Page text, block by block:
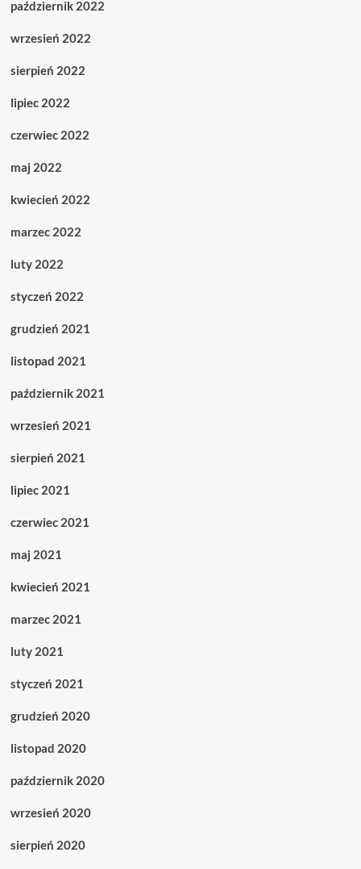
październik 2022
wrzesień 2022
sierpień 2022
lipiec 2022
czerwiec 2022
maj 2022
kwiecień 2022
marzec 2022
luty 2022
styczeń 2022
grudzień 2021
listopad 2021
październik 2021
wrzesień 2021
sierpień 2021
lipiec 2021
czerwiec 2021
maj 2021
kwiecień 2021
marzec 2021
luty 2021
styczeń 2021
grudzień 2020
listopad 2020
październik 2020
wrzesień 2020
sierpień 2020